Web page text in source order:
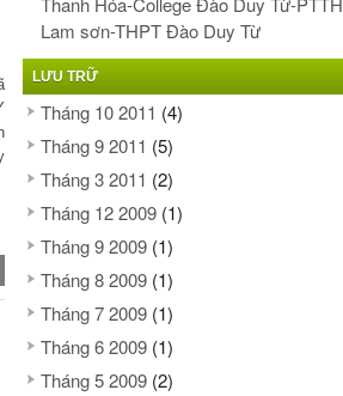
Lam sơn-THPT Đào Duy Từ
LƯU TRỮ
Tháng 10 2011 (4)
Tháng 9 2011 (5)
Tháng 3 2011 (2)
Tháng 12 2009 (1)
Tháng 9 2009 (1)
Tháng 8 2009 (1)
Tháng 7 2009 (1)
Tháng 6 2009 (1)
Tháng 5 2009 (2)